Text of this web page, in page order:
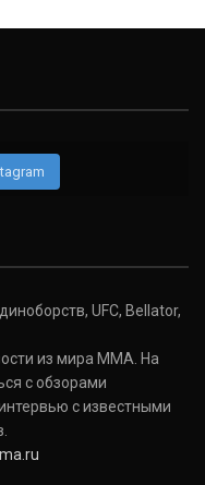
UFC, Bellator,
из мира ММА. На
с обзорами
с известными